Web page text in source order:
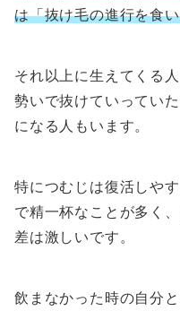
は「抜け毛の進行を食
それ以上に生えてくる
勢いで抜けていってい
になる人もいます。
特につむじは復活しや
で精一杯なことが多く
差は激しいです。
飲まなかった時の自分